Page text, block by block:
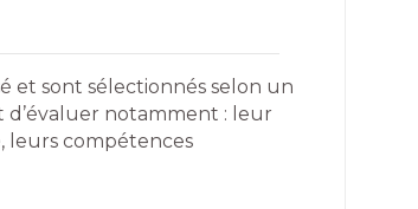
et sont sélectionnés selon un
notamment : leur
leurs compétences